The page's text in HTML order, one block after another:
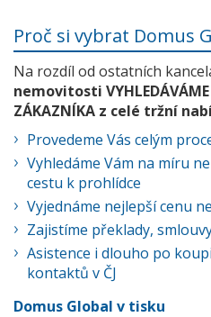
Proč si vybrat Domus
Na rozdíl od ostatních
nemovitosti VYHLEDÁVÁME
ZÁKAZNÍKA z celé tržní
Provedeme Vás celým
Vyhledáme Vám na míru
cestu k prohlídce
Vyjednáme nejlepší cenu
Zajistíme překlady,
Asistence i dlouho po
kontaktů v ČJ
Domus Global v tisku